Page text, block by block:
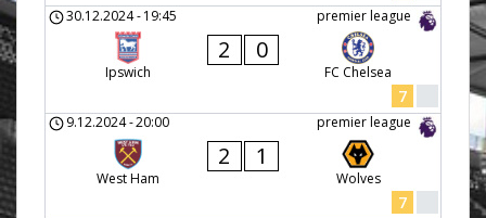
premier league
30.12.2024-19:45
Ipswich
2 0
FC Chelsea
7
premier league
9.12.2024-20:00
West Ham
2 1
Wolves
7